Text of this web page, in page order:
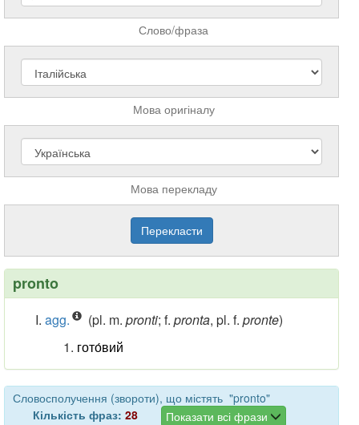
Слово/фраза
Мова оригіналу
Мова перекладу
pronto
agg. (pl. m. pronti; f. pronta, pl. f. pronte)
гото́вий
Словосполучення (звороти), що містять "pronto"
Кількість фраз: 28 Показати всі фрази